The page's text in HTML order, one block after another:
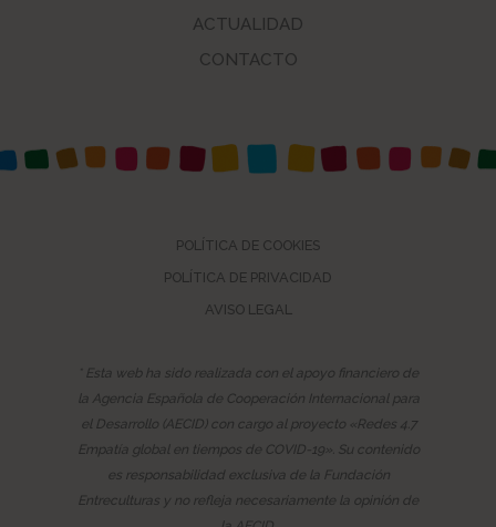
ACTUALIDAD
CONTACTO
POLÍTICA DE COOKIES
POLÍTICA DE PRIVACIDAD
AVISO LEGAL
* Esta web ha sido realizada con el apoyo financiero de
la Agencia Española de Cooperación Internacional para
el Desarrollo (AECID) con cargo al proyecto «Redes 4.7
Empatía global en tiempos de COVID-19». Su contenido
es responsabilidad exclusiva de la Fundación
Entreculturas y no refleja necesariamente la opinión de